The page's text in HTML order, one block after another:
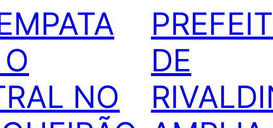
NO
DE